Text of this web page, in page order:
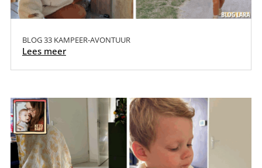
BLOG 33 KAMPEER-AVONTUUR
Lees meer